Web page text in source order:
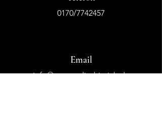
0170/7742457
Email
info@tanzstudio-hinrich.de